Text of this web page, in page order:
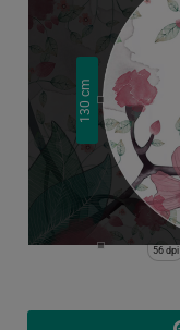
130
cm
56 dpi